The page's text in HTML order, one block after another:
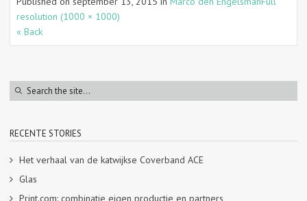
resolution (1000 × 1000)
« Back
RECENTE STORIES
Het verhaal van de katwijkse Coverband ACE
Glas
Print.com: combinatie eigen productie en partners